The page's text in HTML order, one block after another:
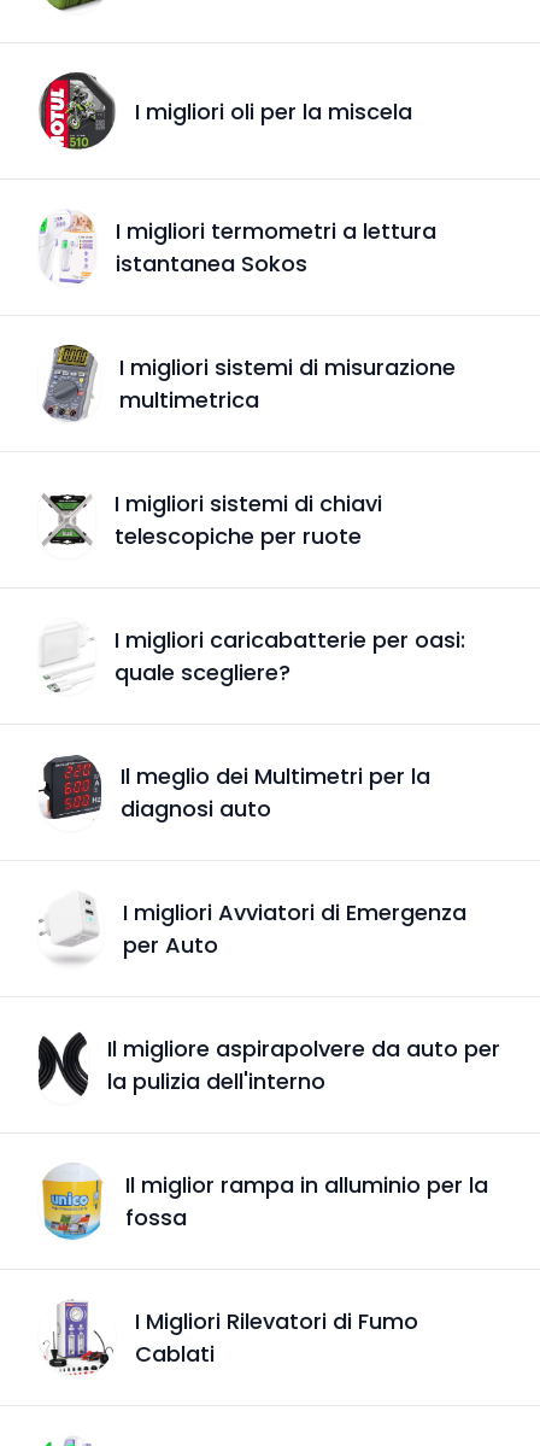
I migliori oli per la miscela
I migliori termometri a lettura
istantanea Sokos
I migliori sistemi di misurazione
multimetrica
I migliori sistemi di chiavi
telescopiche per ruote
I migliori caricabatterie per oasi:
quale scegliere?
Il meglio dei Multimetri per la
diagnosi auto
I migliori Avviatori di Emergenza
per Auto
Il migliore aspirapolvere da auto per
la pulizia dell'interno
Il miglior rampa in alluminio per la
fossa
I Migliori Rilevatori di Fumo
Cablati